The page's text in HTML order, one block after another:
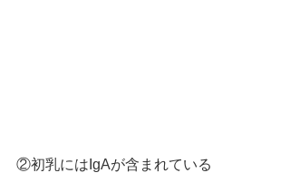
②初乳にはIgAが含まれている